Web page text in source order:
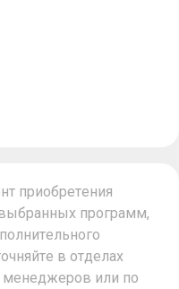
приобретения
программ,
в отделах
менеджеров или по